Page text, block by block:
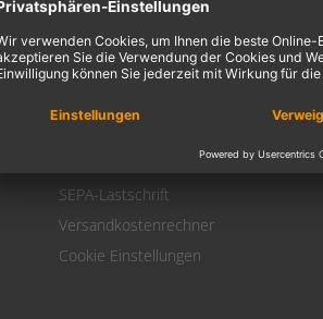
Mein Konto
Login
Warenkorb
SEPA-Lastschrift
Versandkostenrechner
Cookie Einstellungen